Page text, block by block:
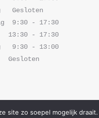
Gesloten
9:30 - 17:30
13:30 - 17:30
9:30 - 13:00
Gesloten
site zo soepel mogelijk